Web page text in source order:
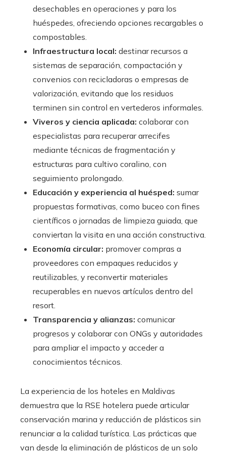
desechables en operaciones y para los
huéspedes, ofreciendo opciones recargables o
compostables.
Infraestructura local: destinar recursos a
sistemas de separación, compactación y
convenios con recicladoras o empresas de
valorización, evitando que los residuos
terminen sin control en vertederos informales.
Viveros y ciencia aplicada: colaborar con
especialistas para recuperar arrecifes
mediante técnicas de fragmentación y
estructuras para cultivo coralino, con
seguimiento prolongado.
Educación y experiencia al huésped: sumar
propuestas formativas, como buceo con fines
científicos o jornadas de limpieza guiada, que
conviertan la visita en una acción constructiva.
Economía circular: promover compras a
proveedores con empaques reducidos y
reutilizables, y reconvertir materiales
recuperables en nuevos artículos dentro del
resort.
Transparencia y alianzas: comunicar
progresos y colaborar con ONGs y autoridades
para ampliar el impacto y acceder a
conocimientos técnicos.
La experiencia de los hoteles en Maldivas
demuestra que la RSE hotelera puede articular
conservación marina y reducción de plásticos sin
renunciar a la calidad turística. Las prácticas que
van desde la eliminación de plásticos de un solo